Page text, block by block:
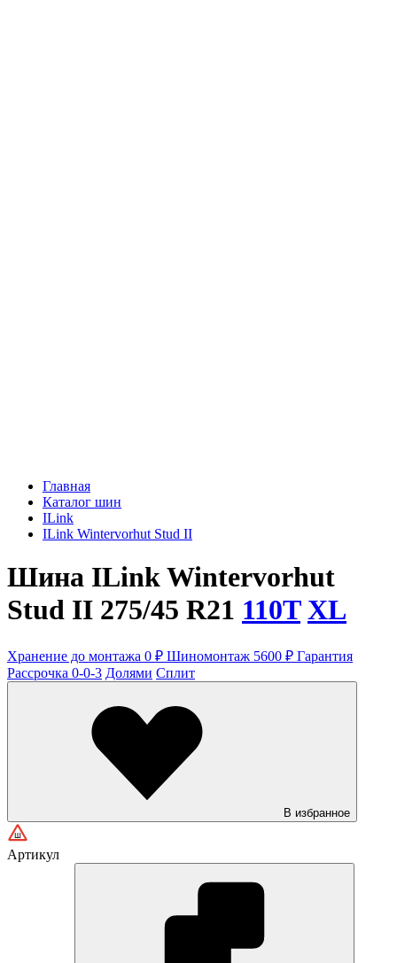
Главная
Каталог шин
ILink
ILink Wintervorhut Stud II
Шина ILink Wintervorhut
Stud II 275/45 R21 110T XL
Хранение до монтажа 0 ₽ Шиномонтаж 5600 ₽ Гарантия
Рассрочка 0-0-3 Долями Сплит
В избранное
Артикул